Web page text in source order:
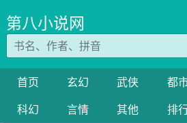
第八小说网
首页 玄幻 武侠 都
科幻
言情 其他 排